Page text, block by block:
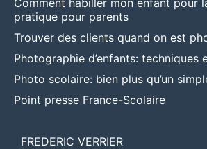
pratique pour parents
Trouver des clients quand on est
Photographie d’enfants: techniques
Photo scolaire: bien plus qu’un
Point presse France-Scolaire
FREDERIC VERRIER